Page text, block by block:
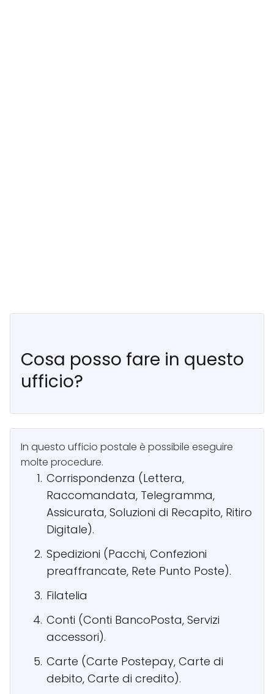
Cosa posso fare in questo
ufficio?
In questo ufficio postale è possibile eseguire
molte procedure.
Corrispondenza (Lettera,
Raccomandata, Telegramma,
Assicurata, Soluzioni di Recapito, Ritiro
Digitale).
Spedizioni (Pacchi, Confezioni
preaffrancate, Rete Punto Poste).
Filatelia
Conti (Conti BancoPosta, Servizi
accessori).
Carte (Carte Postepay, Carte di
debito, Carte di credito).